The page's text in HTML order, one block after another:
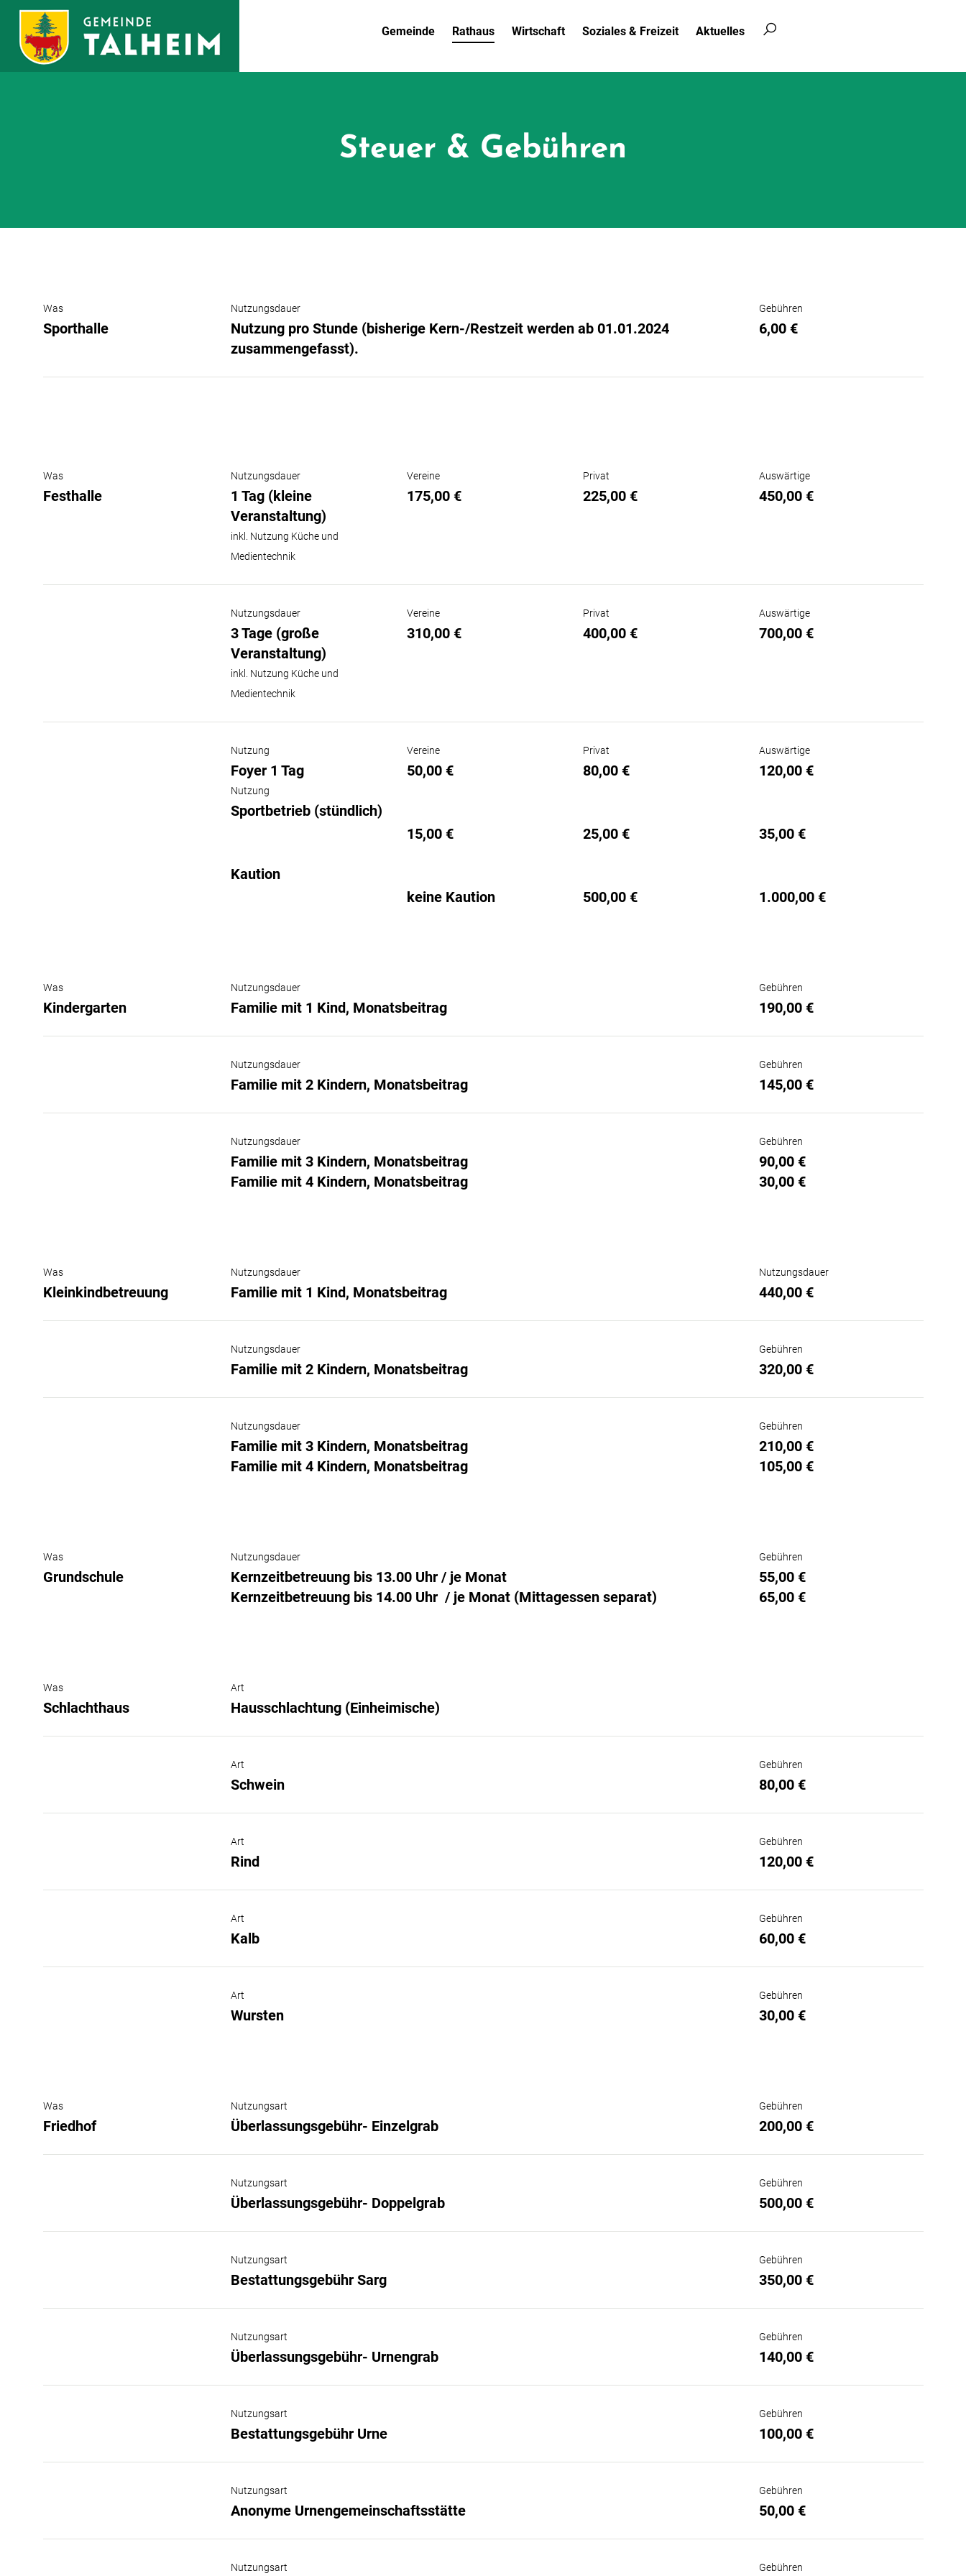
Zum Hauptinhalt springen Gemeinde Rathaus Wirtschaft Soziales & Freizeit Aktuelles
Steuer & Gebühren
Was
Sporthalle
Nutzungsdauer
Nutzung pro Stunde (bisherige Kern-/Restzeit werden ab 01.01.2024
zusammengefasst).
Gebühren
6,00 €
Was
Festhalle
Nutzungsdauer
1 Tag (kleine
Veranstaltung)
inkl. Nutzung Küche und
Medientechnik
Vereine
175,00 €
Privat
225,00 €
Auswärtige
450,00 €
Nutzungsdauer
3 Tage (große
Veranstaltung)
inkl. Nutzung Küche und
Medientechnik
Vereine
310,00 €
Privat
400,00 €
Auswärtige
700,00 €
Nutzung
Foyer 1 Tag
Nutzung
Sportbetrieb (stündlich)
Kaution
Vereine
50,00 €
15,00 €
keine Kaution
Privat
80,00 €
25,00 €
500,00 €
Auswärtige
120,00 €
35,00 €
1.000,00 €
Was
Kindergarten
Nutzungsdauer
Familie mit 1 Kind, Monatsbeitrag
Gebühren
190,00 €
Nutzungsdauer
Familie mit 2 Kindern, Monatsbeitrag
Gebühren
145,00 €
Nutzungsdauer
Familie mit 3 Kindern, Monatsbeitrag
Familie mit 4 Kindern, Monatsbeitrag
Gebühren
90,00 €
30,00 €
Was
Kleinkindbetreuung
Nutzungsdauer
Familie mit 1 Kind, Monatsbeitrag
Nutzungsdauer
440,00 €
Nutzungsdauer
Familie mit 2 Kindern, Monatsbeitrag
Gebühren
320,00 €
Nutzungsdauer
Familie mit 3 Kindern, Monatsbeitrag
Familie mit 4 Kindern, Monatsbeitrag
Gebühren
210,00 €
105,00 €
Was
Grundschule
Nutzungsdauer
Kernzeitbetreuung bis 13.00 Uhr / je Monat
Kernzeitbetreuung bis 14.00 Uhr / je Monat (Mittagessen separat)
Gebühren
55,00 €
65,00 €
Was
Schlachthaus
Art
Hausschlachtung (Einheimische)
Art
Schwein
Gebühren
80,00 €
Art
Rind
Gebühren
120,00 €
Art
Kalb
Gebühren
60,00 €
Art
Wursten
Gebühren
30,00 €
Was
Friedhof
Nutzungsart
Überlassungsgebühr- Einzelgrab
Gebühren
200,00 €
Nutzungsart
Überlassungsgebühr- Doppelgrab
Gebühren
500,00 €
Nutzungsart
Bestattungsgebühr Sarg
Gebühren
350,00 €
Nutzungsart
Überlassungsgebühr- Urnengrab
Gebühren
140,00 €
Nutzungsart
Bestattungsgebühr Urne
Gebühren
100,00 €
Nutzungsart
Anonyme Urnengemeinschaftsstätte
Gebühren
50,00 €
Nutzungsart Gebühren